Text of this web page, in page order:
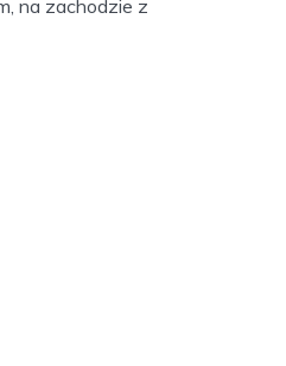
na zachodzie z